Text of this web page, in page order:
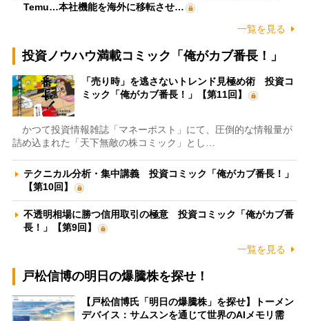
Temu…本社機能を海外に移転させ…
一覧を見る
投資ノウハウ満載コミック「俺がカブ番長！」
「売り時」を逃さないトレンド見極め術 投資コ
ミック「俺がカブ番長！」【第11回】
かつて投資情報雑誌「マネーポスト」にて、圧倒的な情報量が
詰め込まれた「天下無敵の株コミック」とし…
テクニカル分析・集中講義 投資コミック「俺がカブ番長！」
【第10回】
不透明相場に勝つ信用取引の極意 投資コミック「俺がカブ番
長！」【第9回】
一覧を見る
戸松信博の明日の爆騰株を探せ！
【戸松信博氏「明日の爆騰株」を探せ】トーメン
デバイス：サムスンを通じて世界のAIメモリ需